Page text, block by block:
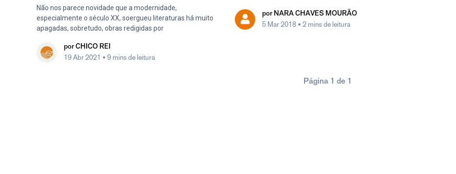
Não nos parece novidade que a modernidade,
especialmente o século XX, soergueu literaturas há muito
apagadas, sobretudo, obras redigidas por
por CHICO REI
19 Abr 2021 • 9 mins de leitura
por NARA CHAVES MOURÃO
5 Mar 2018 • 2 mins de leitura
Página 1 de 1